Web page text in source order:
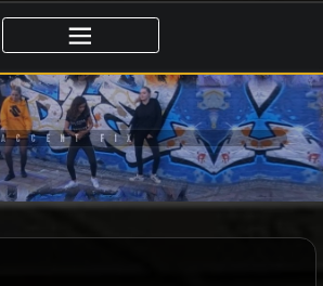
ACCENT FIX